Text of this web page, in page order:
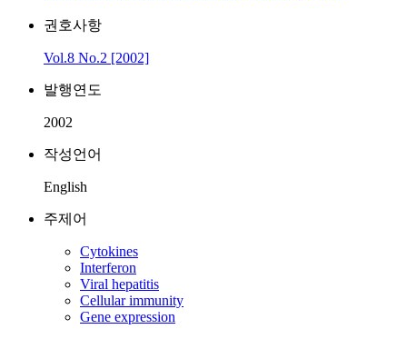
권호사항
Vol.8 No.2 [2002]
발행연도
2002
작성언어
English
주제어
Cytokines
Interferon
Viral hepatitis
Cellular immunity
Gene expression